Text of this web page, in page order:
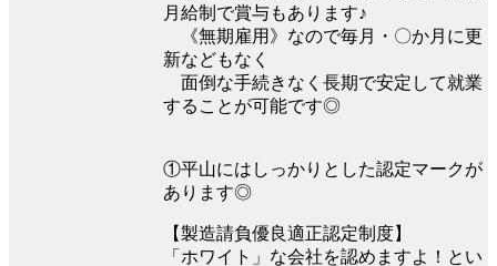
月給制で賞与もあります♪
《無期雇用》なので毎月・〇か月に更
新などもなく
面倒な手続きなく長期で安定して就業
することが可能です◎
①平山にはしっかりとした認定マークが
あります◎
【製造請負優良適正認定制度】
「ホワイト」な会社を認めますよ！とい